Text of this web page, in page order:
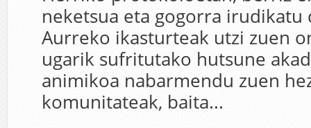
neketsua eta gogorra irudikatu
Aurreko ikasturteak utzi zuen
ugarik sufritutako hutsune
animikoa nabarmendu zuen
komunitateak, baita...